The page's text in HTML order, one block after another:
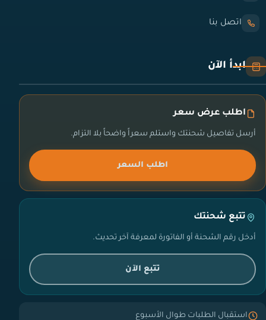
اتصل بنا
ابدأ الآن
اطلب عرض سعر
أرسل تفاصيل شحنتك واستلم سعراً واضحاً بلا التزام.
اطلب السعر
تتبع شحنتك
أدخل رقم الشحنة أو الفاتورة لمعرفة آخر تحديث.
تتبع الآن
استقبال الطلبات طوال الأسبوع